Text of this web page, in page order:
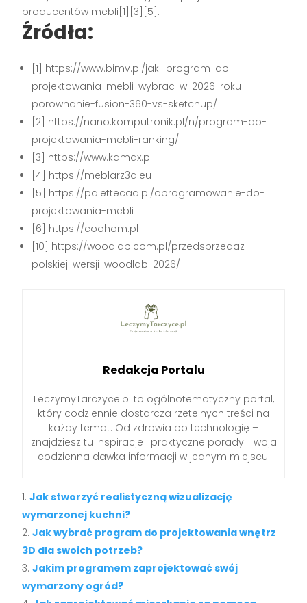
producentów mebli[1][3][5].
Źródła:
[1] https://www.bimv.pl/jaki-program-do-
projektowania-mebli-wybrac-w-2026-roku-
porownanie-fusion-360-vs-sketchup/
[2] https://nano.komputronik.pl/n/program-do-
projektowania-mebli-ranking/
[3] https://www.kdmax.pl
[4] https://meblarz3d.eu
[5] https://palettecad.pl/oprogramowanie-do-
projektowania-mebli
[6] https://coohom.pl
[10] https://woodlab.com.pl/przedsprzedaz-
polskiej-wersji-woodlab-2026/
Redakcja Portalu
LeczymyTarczyce.pl to ogólnotematyczny portal,
który codziennie dostarcza rzetelnych treści na
każdy temat. Od zdrowia po technologię –
znajdziesz tu inspiracje i praktyczne porady. Twoja
codzienna dawka informacji w jednym miejscu.
Jak stworzyć realistyczną wizualizację
wymarzonej kuchni?
Jak wybrać program do projektowania wnętrz
3D dla swoich potrzeb?
Jakim programem zaprojektować swój
wymarzony ogród?